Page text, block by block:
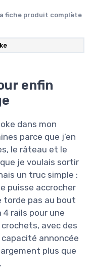
fiche produit complète
enfin
dans mon
parce que j’en
le râteau et le
je voulais sortir
un truc simple :
puisse accrocher
torde pas au bout
4 rails pour une
avec des
annoncée
plus que